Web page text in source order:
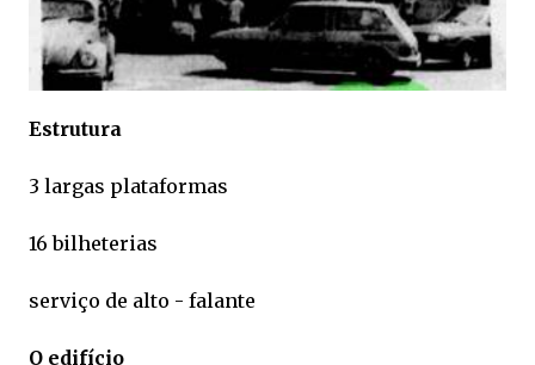
Estrutura
3 largas plataformas
16 bilheterias
serviço de alto - falante
O edifício